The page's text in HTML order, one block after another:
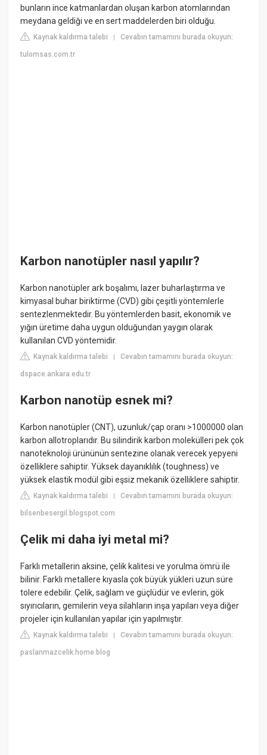
bunların ince katmanlardan oluşan karbon atomlarından
meydana geldiği ve en sert maddelerden biri olduğu.
Kaynak kaldırma talebi |Cevabın tamamını burada okuyun:
tulomsas.com.tr
Karbon nanotüpler nasıl yapılır?
Karbon nanotüpler ark boşalımı, lazer buharlaştırma ve
kimyasal buhar biriktirme (CVD) gibi çeşitli yöntemlerle
sentezlenmektedir. Bu yöntemlerden basit, ekonomik ve
yığın üretime daha uygun olduğundan yaygın olarak
kullanılan CVD yöntemidir.
Kaynak kaldırma talebi |Cevabın tamamını burada okuyun:
dspace.ankara.edu.tr
Karbon nanotüp esnek mi?
Karbon nanotüpler (CNT), uzunluk/çap oranı >1000000 olan
karbon allotroplarıdır. Bu silindirik karbon molekülleri pek çok
nanoteknoloji ürününün sentezine olanak verecek yepyeni
özelliklere sahiptir. Yüksek dayanıklılık (toughness) ve
yüksek elastik modül gibi eşsiz mekanik özelliklere sahiptir.
Kaynak kaldırma talebi |Cevabın tamamını burada okuyun:
bilsenbesergil.blogspot.com
Çelik mi daha iyi metal mi?
Farklı metallerin aksine, çelik kalitesi ve yorulma ömrü ile
bilinir. Farklı metallere kıyasla çok büyük yükleri uzun süre
tolere edebilir. Çelik, sağlam ve güçlüdür ve evlerin, gök
sıyırıcıların, gemilerin veya silahların inşa yapıları veya diğer
projeler için kullanılan yapılar için yapılmıştır.
Kaynak kaldırma talebi |Cevabın tamamını burada okuyun:
paslanmazcelik.home.blog